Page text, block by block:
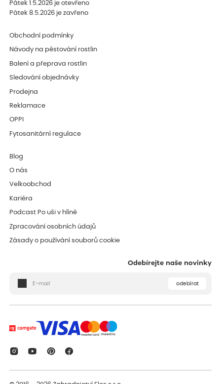
Pátek 1.5.2026 je otevřeno
Pátek 8.5.2026 je zavřeno
Obchodní podmínky
Návody na pěstování rostlin
Balení a přeprava rostlin
Sledování objednávky
Prodejna
Reklamace
OPPI
Fytosanitární regulace
Blog
O nás
Velkoobchod
Kariéra
Podcast Po uši v hlíně
Zpracování osobních údajů
Zásady o používání souborů cookie
Odebírejte naše novinky
odebírat